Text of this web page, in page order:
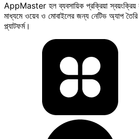
AppMaster হল ব্যবসায়িক প্রক্রিয়া স্বয়ংক্রিয়
মাধ্যমে ওয়েব ও মোবাইলের জন্য নেটিভ অ্যাপ
প্ল্যাটফর্ম।